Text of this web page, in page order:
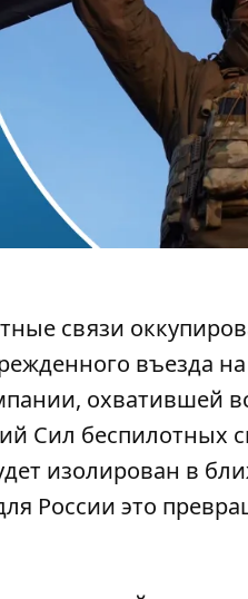
связи
въезда
охватившей
Сил беспилотных
изолирован в
России это